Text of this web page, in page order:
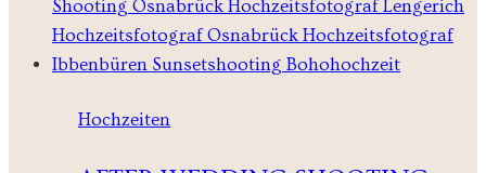
I
Hochzeiten